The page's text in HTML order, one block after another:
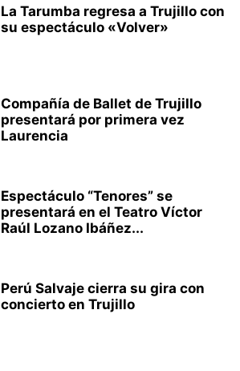
La Tarumba regresa a Trujillo con
su espectáculo «Volver»
Compañía de Ballet de Trujillo
presentará por primera vez
Laurencia
Espectáculo “Tenores” se
presentará en el Teatro Víctor
Raúl Lozano Ibáñez...
Perú Salvaje cierra su gira con
concierto en Trujillo